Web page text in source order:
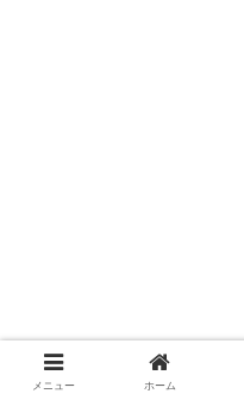
メニュー ホーム